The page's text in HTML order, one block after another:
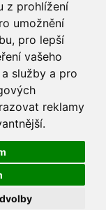
z prohlížení
umožnění
, pro lepší
vašeho
služby a pro
reklamy
.
zemědělské
i., 2024,
nastavení